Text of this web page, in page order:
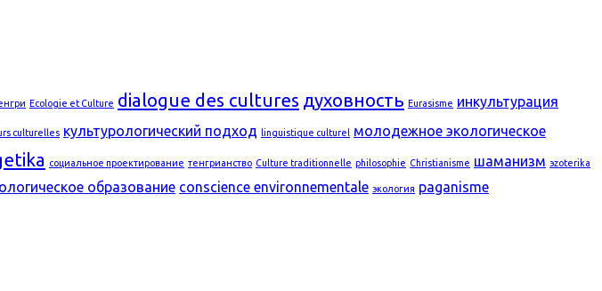
Ecologie et Culture dialogue des cultures духовность Eurasisme инкультурация
culturelles культурологический подход linguistique culturel
молодежное экологическое
социальное проектирование тенгрианство Culture traditionnelle philosophie Christianisme шаманизм эzoterika
образование conscience environnementale экология paganisme